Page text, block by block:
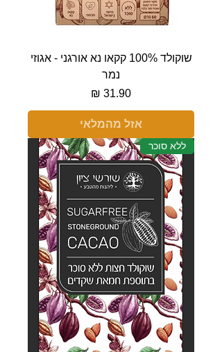
שוקולד 100% קקאו נא אורגני - אגוזי
נמר
מחיר
אזל מהמלאי
ללא סוכר